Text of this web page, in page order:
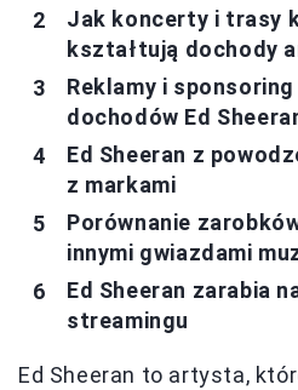
Jak koncerty i trasy
kształtują dochody
Reklamy i
dochodów Ed
Ed Sheeran z
z markami
Porównanie
innymi gwiazdami
Ed Sheeran zarabia
streamingu
Ed Sheeran to artysta,